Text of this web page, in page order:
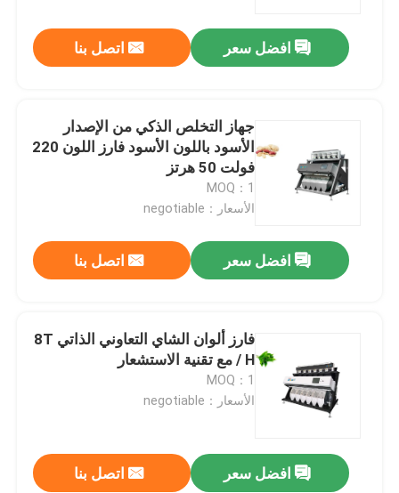
افضل سعر اتصل بنا
جهاز التخلص الذكي من الإصدار
الأسود باللون الأسود فارز اللون 220
فولت 50 هرتز
MOQ：1
الأسعار：negotiable
افضل سعر اتصل بنا
فارز ألوان الشاي التعاوني الذاتي 8T
/ H مع تقنية الاستشعار
MOQ：1
الأسعار：negotiable
افضل سعر اتصل بنا